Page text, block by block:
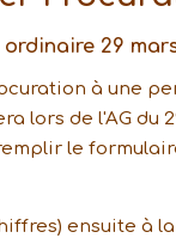
ordinaire 29
à une
lors de l'AG du
le
ensuite à